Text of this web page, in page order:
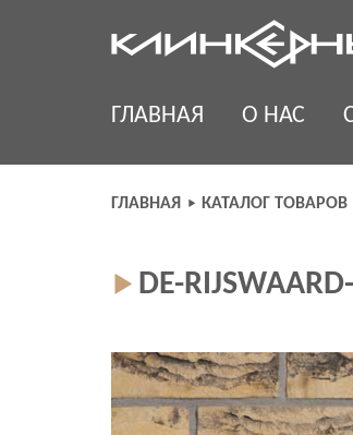
ГЛАВНАЯ О НАС
ГЛАВНАЯ КАТАЛОГ ТОВАРОВ
DE-